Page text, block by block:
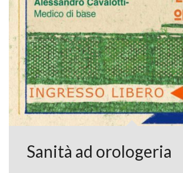
Sanità ad orologeria